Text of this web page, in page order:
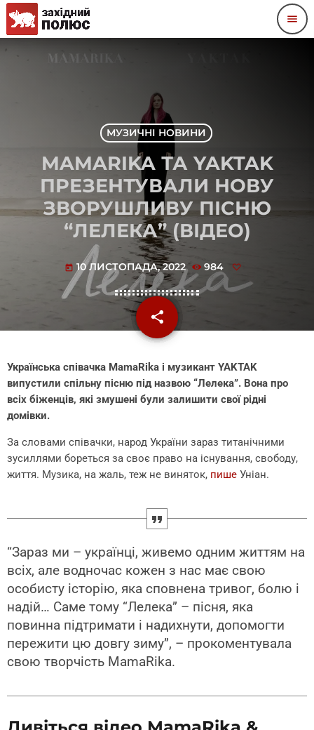
menu
МУЗИЧНІ НОВИНИ
MAMARIKA ТА YAKTAK
ПРЕЗЕНТУВАЛИ НОВУ
ЗВОРУШЛИВУ ПІСНЮ
“ЛЕЛЕКА” (ВІДЕО)
today 10 ЛИСТОПАДА, 2022 984
share
email
Українська співачка MamaRika і музикант YAKTAK
випустили спільну пісню під назвою “Лелека”. Вона про
всіх біженців, які змушені були залишити свої рідні
домівки.
За словами співачки, народ України зараз титанічними
зусиллями бореться за своє право на існування, свободу,
життя. Музика, на жаль, теж не виняток, пише Уніан.
“Зараз ми – українці, живемо одним життям на
всіх, але водночас кожен з нас має свою
особисту історію, яка сповнена тривог, болю і
надій… Саме тому “Лелека” – пісня, яка
повинна підтримати і надихнути, допомогти
пережити цю довгу зиму”, – прокоментувала
свою творчість MamaRika.